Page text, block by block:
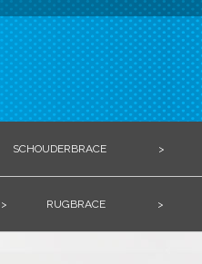
SCHOUDERBRACE >
> RUGBRACE >